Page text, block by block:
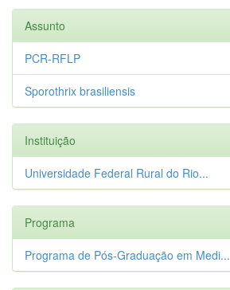
Assunto
PCR-RFLP
Sporothrix brasiliensis
Instituição
Universidade Federal Rural do Rio...
Programa
Programa de Pós-Graduação em Medi...